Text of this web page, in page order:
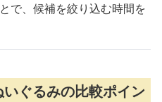
で、候補を絞り込む時間を
ぐるみの比較ポイン